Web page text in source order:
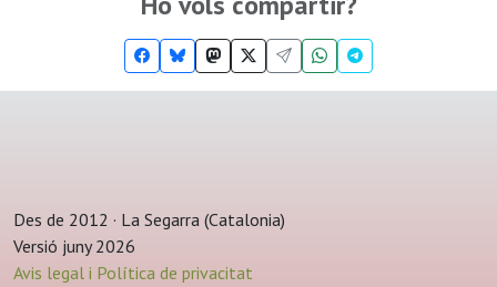
Des de 2012 · La Segarra (Catalonia)
Versió juny 2026
Avis legal i Política de privacitat